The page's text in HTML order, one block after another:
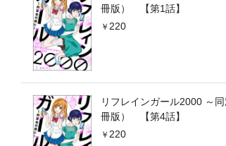
冊版） 【第1話】
220
リフレインガール2000 ～
冊版） 【第4話】
220